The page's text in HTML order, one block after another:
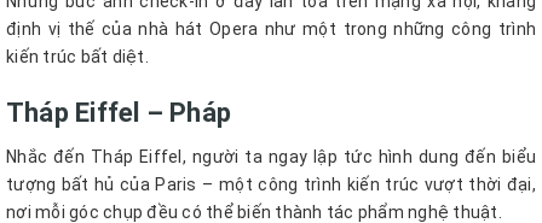
định vị thế của nhà hát Opera như một trong những công trình
kiến trúc bất diệt.
Tháp Eiffel – Pháp
Nhắc đến Tháp Eiffel, người ta ngay lập tức hình dung đến biểu
tượng bất hủ của Paris – một công trình kiến trúc vượt thời đại,
nơi mỗi góc chụp đều có thể biến thành tác phẩm nghệ thuật.